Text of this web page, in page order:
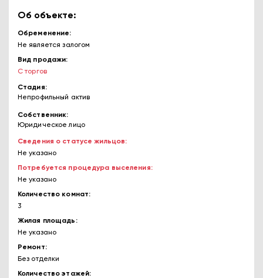
Об объекте:
Обременение
Не является залогом
Вид продажи
С торгов
Стадия
Непрофильный актив
Собственник
Юридическое лицо
Сведения о статусе жильцов
Не указано
Потребуется процедура выселения
Не указано
Количество комнат
3
Жилая площадь
Не указано
Ремонт
Без отделки
Количество этажей